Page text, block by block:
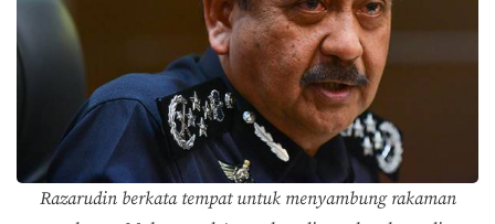
Razarudin berkata tempat untuk menyambung rakaman